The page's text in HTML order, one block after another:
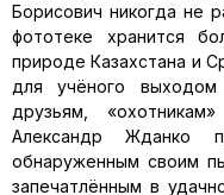
Борисович никогда не
фототеке хранится
природе Казахстана и
для учёного
друзьям,
Александр Жданко
обнаруженным своим
запечатлённым в